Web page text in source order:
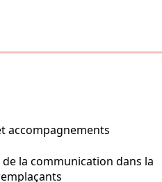
accompagnements
de la communication dans la